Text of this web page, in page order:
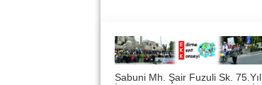
Sabuni Mh. Şair Fuzuli Sk. 75.Yıl